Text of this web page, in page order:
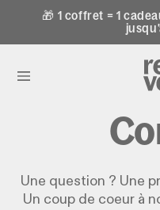
🎁 1 coffret = 1
Une question ? Une
Un coup de coeur à